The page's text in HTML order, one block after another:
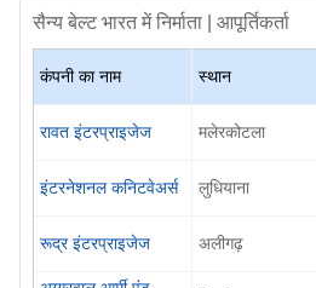
सैन्य बेल्ट भारत में निर्माता | आपूर्तिकर्ता
कंपनी का नाम स्थान
रावत इंटरप्राइजेज मलेरकोटला
इंटरनेशनल कनिटवेअर्स लुधियाना
रूद्र इंटरप्राइजेज अलीगढ़